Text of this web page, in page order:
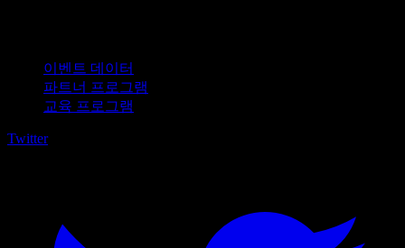
이벤트 데이터
파트너 프로그램
교육 프로그램
Twitter